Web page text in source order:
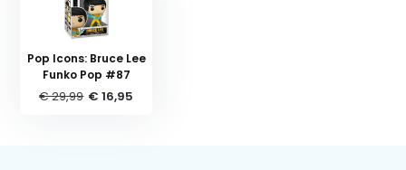
Pop Icons: Bruce Lee
Funko Pop #87
€ 29,99 € 16,95